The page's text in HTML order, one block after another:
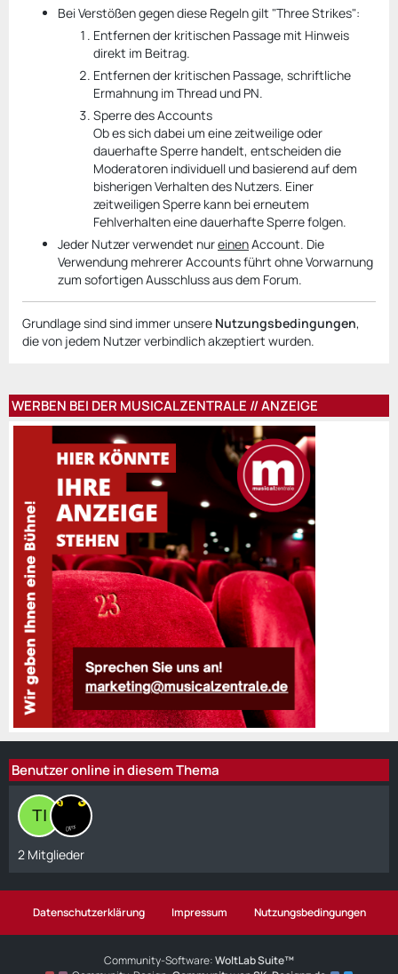
Bei Verstößen gegen diese Regeln gilt "Three Strikes":
Entfernen der kritischen Passage mit Hinweis
direkt im Beitrag.
Entfernen der kritischen Passage, schriftliche
Ermahnung im Thread und PN.
Sperre des Accounts
Ob es sich dabei um eine zeitweilige oder
dauerhafte Sperre handelt, entscheiden die
Moderatoren individuell und basierend auf dem
bisherigen Verhalten des Nutzers. Einer
zeitweiligen Sperre kann bei erneutem
Fehlverhalten eine dauerhafte Sperre folgen.
Jeder Nutzer verwendet nureinenAccount. Die
Verwendung mehrerer Accounts führt ohne Vorwarnung
zum sofortigen Ausschluss aus dem Forum.
Grundlage sind sind immer unsere Nutzungsbedingungen,
die von jedem Nutzer verbindlich akzeptiert wurden.
WERBEN BEI DER MUSICALZENTRALE // ANZEIGE
Benutzer online in diesem Thema
2 Mitglieder
Datenschutzerklärung Impressum Nutzungsbedingungen
Community-Software:WoltLab Suite™